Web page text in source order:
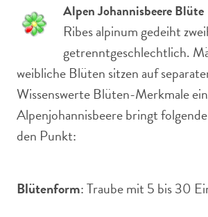
Alpen Johannisbeere Blüte
Ribes alpinum gedeiht
getrenntgeschlechtlich.
weibliche Blüten sitzen auf
Wissenswerte Blüten-Merkmale
Alpenjohannisbeere bringt
den Punkt:
Blütenform: Traube mit 5 bis 30